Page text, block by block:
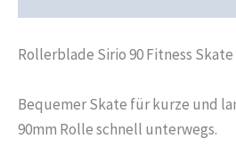
Rollerblade Sirio 90 Fitness
Bequemer Skate für kurze und
90mm Rolle schnell unterwegs.